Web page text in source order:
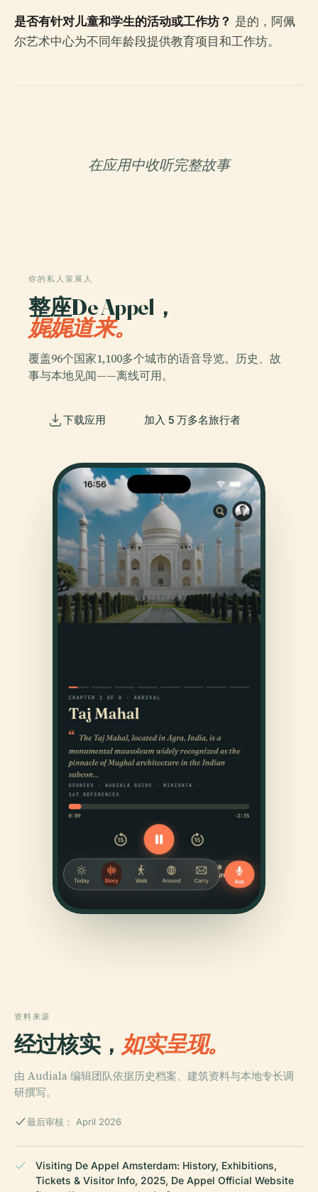
是否有针对儿童和学生的活动或工作坊？ 是的，阿佩
尔艺术中心为不同年龄段提供教育项目和工作坊。
在应用中收听完整故事
你的私人策展人
整座De Appel，
娓娓道来。
覆盖96个国家1,100多个城市的语音导览。历史、故
事与本地见闻——离线可用。
下载应用 加入 5 万多名旅行者
资料来源
经过核实， 如实呈现。
由 Audiala 编辑团队依据历史档案、建筑资料与本地专长调
研撰写。
最后审核： April 2026
Visiting De Appel Amsterdam: History, Exhibitions,
Tickets & Visitor Info, 2025, De Appel Official Website